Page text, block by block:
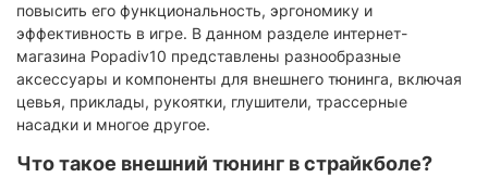
повысить его функциональность, эргономику и
эффективность в игре. В данном разделе интернет-
магазина Popadiv10 представлены разнообразные
аксессуары и компоненты для внешнего тюнинга, включая
цевья, приклады, рукоятки, глушители, трассерные
насадки и многое другое.​
Что такое внешний тюнинг в страйкболе?